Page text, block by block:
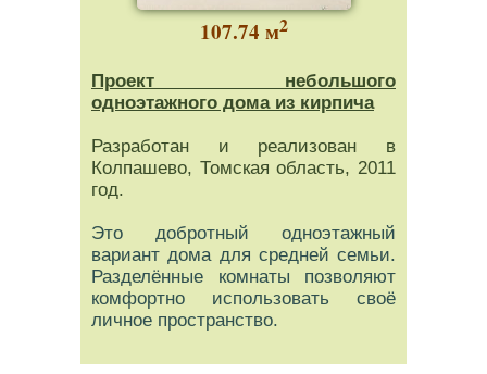
107.74 м2
Проект небольшого
одноэтажного дома из кирпича
Разработан и реализован в
Колпашево, Томская область, 2011
год.
Это добротный одноэтажный
вариант дома для средней семьи.
Разделённые комнаты позволяют
комфортно использовать своё
личное пространство.